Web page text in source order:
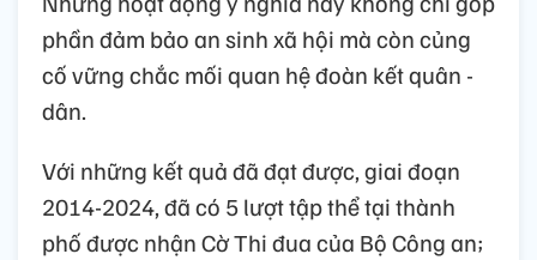
phần đảm bảo an sinh xã hội mà còn củng
cố vững chắc mối quan hệ đoàn kết quân -
dân.
Với những kết quả đã đạt được, giai đoạn
2014-2024, đã có 5 lượt tập thể tại thành
phố được nhận Cờ Thi đua của Bộ Công an;